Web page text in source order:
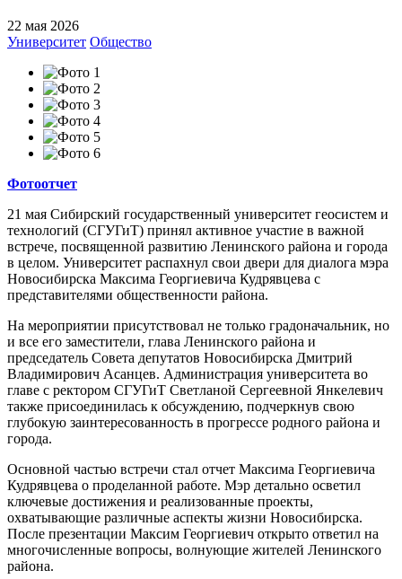
22 мая 2026
Университет Общество
Фотоотчет
21 мая Сибирский государственный университет геосистем и
технологий (СГУГиТ) принял активное участие в важной
встрече, посвященной развитию Ленинского района и города
в целом. Университет распахнул свои двери для диалога мэра
Новосибирска Максима Георгиевича Кудрявцева с
представителями общественности района.
На мероприятии присутствовал не только градоначальник, но
и все его заместители, глава Ленинского района и
председатель Совета депутатов Новосибирска Дмитрий
Владимирович Асанцев. Администрация университета во
главе с ректором СГУГиТ Светланой Сергеевной Янкелевич
также присоединилась к обсуждению, подчеркнув свою
глубокую заинтересованность в прогрессе родного района и
города.
Основной частью встречи стал отчет Максима Георгиевича
Кудрявцева о проделанной работе. Мэр детально осветил
ключевые достижения и реализованные проекты,
охватывающие различные аспекты жизни Новосибирска.
После презентации Максим Георгиевич открыто ответил на
многочисленные вопросы, волнующие жителей Ленинского
района.